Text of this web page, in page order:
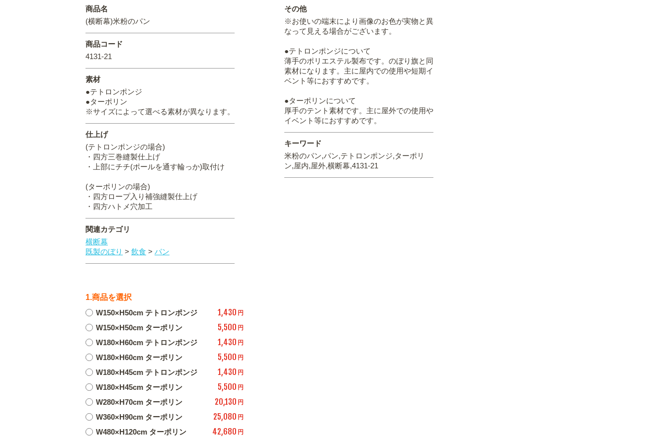
商品名
(横断幕)米粉のパン
商品コード
4131-21
素材
●テトロンポンジ
●ターポリン
※サイズによって選べる素材が異なります。
仕上げ
(テトロンポンジの場合)
・四方三巻縫製仕上げ
・上部にチチ(ポールを通す輪っか)取付け
(ターポリンの場合)
・四方ロープ入り補強縫製仕上げ
・四方ハトメ穴加工
関連カテゴリ
横断幕
既製のぼり > 飲食 > パン
その他
※お使いの端末により画像のお色が実物と異
なって見える場合がございます。
●テトロンポンジについて
薄手のポリエステル製布です。のぼり旗と同
素材になります。主に屋内での使用や短期イ
ベント等におすすめです。
●ターポリンについて
厚手のテント素材です。主に屋外での使用や
イベント等におすすめです。
キーワード
米粉のパン,パン,テトロンポンジ,ターポリ
ン,屋内,屋外,横断幕,4131-21
1.商品を選択
W150×H50cm テトロンポンジ
1,430 円
W150×H50cm ターポリン 5,500 円
W180×H60cm テトロンポンジ 1,430 円
W180×H60cm ターポリン 5,500 円
W180×H45cm テトロンポンジ 1,430 円
W180×H45cm ターポリン 5,500 円
W280×H70cm ターポリン 20,130 円
W360×H90cm ターポリン 25,080 円
W480×H120cm ターポリン 42,680 円